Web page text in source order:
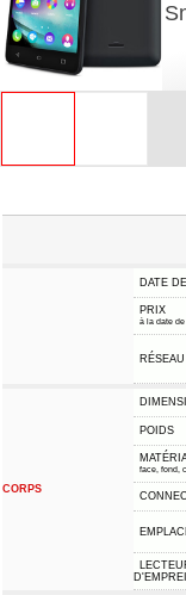
DATE
PRIX
à la date
RÉSEAU
CORPS
POIDS
face, fond,